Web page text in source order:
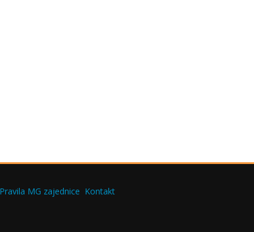
Pravila MG zajednice Kontakt